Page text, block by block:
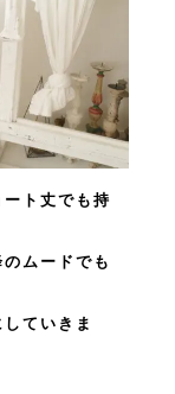
ト丈でも持
ムードでも
ていきま